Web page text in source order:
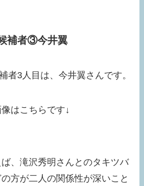
補者③今井翼
者3人目は、今井翼さんです。
はこちらです↓
、滝沢秀明さんとのタキツバ
方が二人の関係性が深いこと